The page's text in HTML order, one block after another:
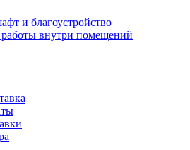
и благоустройство
внутри помещений